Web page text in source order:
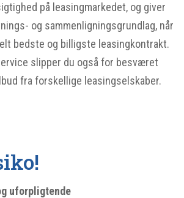
på leasingmarkedet, og giver
og sammenligningsgrundlag, når
bedste og billigste leasingkontrakt.
slipper du også for besværet
fra forskellige leasingselskaber.
uforpligtende